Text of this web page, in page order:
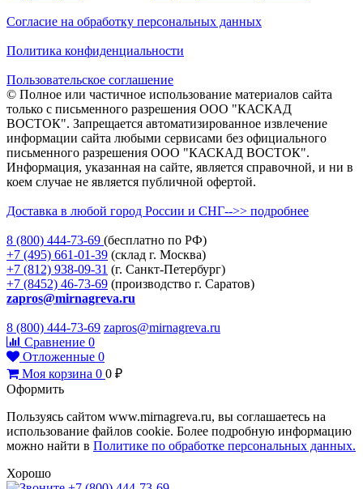
Согласие на обработку персональных данных
Политика конфиденциальности
Пользовательское соглашение
© Полное или частичное использование материалов сайта
только с письменного разрешения ООО "КАСКАД
ВОСТОК". Запрещается автоматизированное извлечение
информации сайта любыми сервисами без официального
письменного разрешения ООО "КАСКАД ВОСТОК".
Информация, указанная на сайте, является справочной, и ни в
коем случае не является публичной офертой.
Доставка в любой город России и СНГ-->> подробнее
8 (800) 444-73-69 (бесплатно по РФ)
+7 (495) 661-01-39 (склад г. Москва)
+7 (812) 938-09-31 (г. Санкт-Петербург)
+7 (8452) 46-73-69 (производство г. Саратов)
zapros@mirnagreva.ru
8 (800) 444-73-69 zapros@mirnagreva.ru
Сравнение 0
Отложенные 0
Моя корзина 0 0 ₽
Оформить
Пользуясь сайтом www.mirnagreva.ru, вы соглашаетесь на
использование файлов cookie. Более подробную информацию
можно найти в Политике по обработке персональных данных.
Хорошо